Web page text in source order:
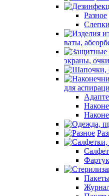
Разное
ваты,
экраны, очки
для